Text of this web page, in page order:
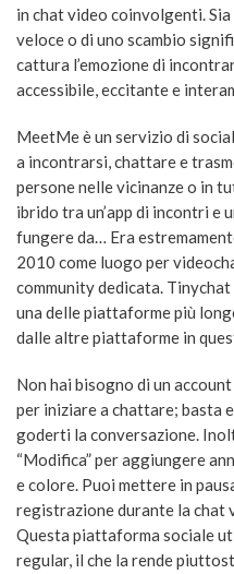
in chat video coinvolgenti.
veloce o di uno scambio
cattura l’emozione di
accessibile, eccitante e
MeetMe è un servizio di
a incontrarsi, chattare e
persone nelle vicinanze o in
ibrido tra un’app di incontri e
fungere da… Era
2010 come luogo per
community dedicata.
una delle piattaforme più
dalle altre piattaforme in
Non hai bisogno di un
per iniziare a chattare; basta
goderti la conversazione.
“Modifica” per aggiungere
e colore. Puoi mettere in
registrazione durante la chat
Questa piattaforma sociale
regular, il che la rende